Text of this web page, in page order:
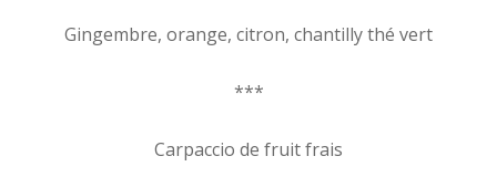
Gingembre, orange, citron, chantilly thé vert
***
Carpaccio de fruit frais